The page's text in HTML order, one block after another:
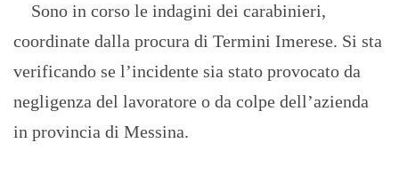
Sono in corso le indagini dei carabinieri,
coordinate dalla procura di Termini Imerese. Si sta
verificando se l’incidente sia stato provocato da
negligenza del lavoratore o da colpe dell’azienda
in provincia di Messina.